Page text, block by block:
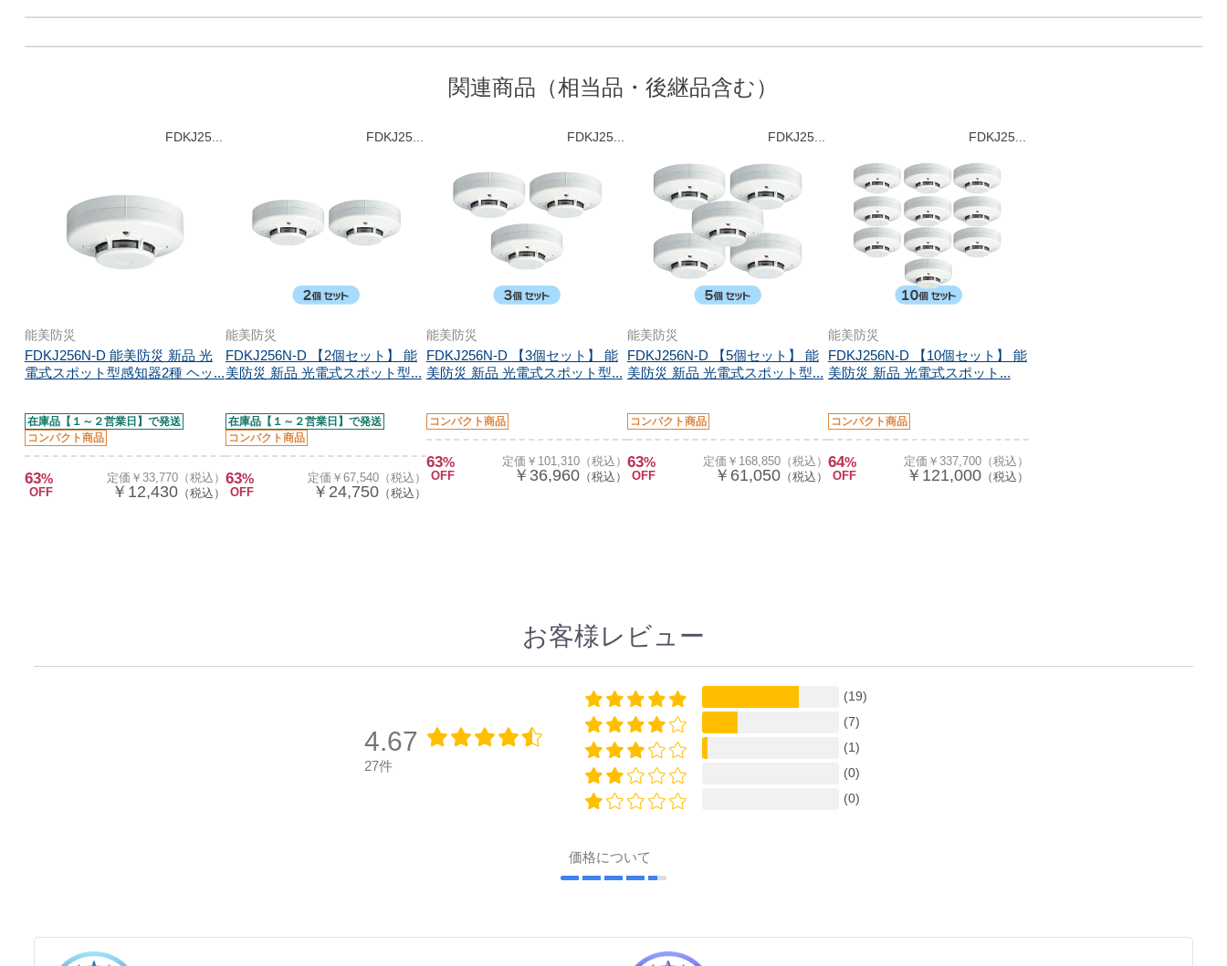
関連商品（相当品・後継品含む）
FDKJ25...
能美防災
FDKJ256N-D 能美防災 新品 光
電式スポット型感知器2種 ヘッ...
在庫品【１～２営業日】で発送
コンパクト商品
63%
OFF
定価￥33,770（税込）
￥12,430（税込）
FDKJ25...
能美防災
FDKJ256N-D 【2個セット】 能
美防災 新品 光電式スポット型...
在庫品【１～２営業日】で発送
コンパクト商品
63%
OFF
定価￥67,540（税込）
￥24,750（税込）
FDKJ25...
能美防災
FDKJ256N-D 【3個セット】 能
美防災 新品 光電式スポット型...
コンパクト商品
63%
OFF
定価￥101,310（税込）
￥36,960（税込）
FDKJ25...
能美防災
FDKJ256N-D 【5個セット】 能
美防災 新品 光電式スポット型...
コンパクト商品
63%
OFF
定価￥168,850（税込）
￥61,050（税込）
FDKJ25...
能美防災
FDKJ256N-D 【10個セット】 能
美防災 新品 光電式スポット...
コンパクト商品
64%
OFF
定価￥337,700（税込）
￥121,000（税込）
お客様レビュー
4.67
27件
(19)
(7)
(1)
(0)
(0)
価格について